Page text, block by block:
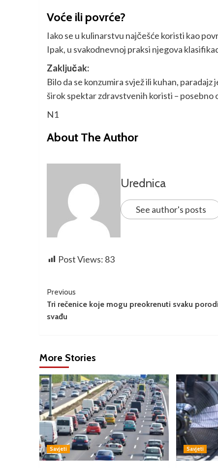
Voće ili povrće?
Iako se u kulinarstvu najčešće koristi kao
Ipak, u svakodnevnoj praksi njegova
Zaključak:
Bilo da se konzumira svjež ili kuhan,
širok spektar zdravstvenih koristi – posebno
N1
About The Author
Urednica
See author's posts
Post Views: 83
Previous
Tri rečenice koje mogu preokrenuti svaku
svađu
More Stories
Savjeti Savjeti